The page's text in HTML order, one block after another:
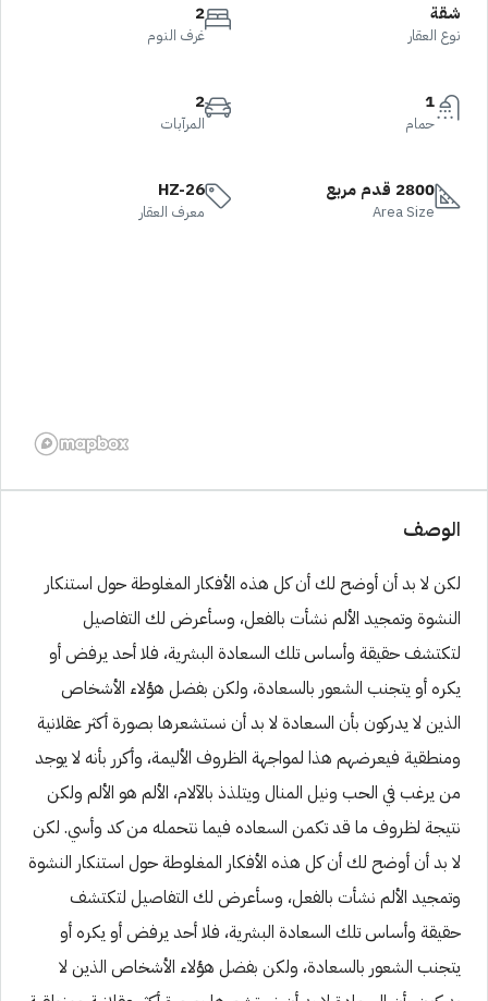
شقة
نوع العقار
2
غرف النوم
1
حمام
2
المرآبات
2800 قدم مربع
Area Size
HZ-26
معرف العقار
الوصف
لكن لا بد أن أوضح لك أن كل هذه الأفكار المغلوطة حول استنكار
النشوة وتمجيد الألم نشأت بالفعل، وسأعرض لك التفاصيل
لتكتشف حقيقة وأساس تلك السعادة البشرية، فلا أحد يرفض أو
يكره أو يتجنب الشعور بالسعادة، ولكن بفضل هؤلاء الأشخاص
الذين لا يدركون بأن السعادة لا بد أن نستشعرها بصورة أكثر عقلانية
ومنطقية فيعرضهم هذا لمواجهة الظروف الأليمة، وأكرر بأنه لا يوجد
من يرغب في الحب ونيل المنال ويتلذذ بالآلام، الألم هو الألم ولكن
نتيجة لظروف ما قد تكمن السعاده فيما نتحمله من كد وأسي. لكن
لا بد أن أوضح لك أن كل هذه الأفكار المغلوطة حول استنكار النشوة
وتمجيد الألم نشأت بالفعل، وسأعرض لك التفاصيل لتكتشف
حقيقة وأساس تلك السعادة البشرية، فلا أحد يرفض أو يكره أو
يتجنب الشعور بالسعادة، ولكن بفضل هؤلاء الأشخاص الذين لا